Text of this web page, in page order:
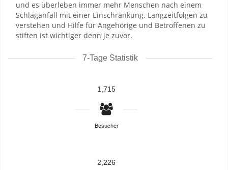
und es überleben immer mehr Menschen nach einem
Schlaganfall mit einer Einschränkung. Langzeitfolgen zu
verstehen und Hilfe für Angehörige und Betroffenen zu
stiften ist wichtiger denn je zuvor.
7-Tage Statistik
1,715
Besucher
2,226